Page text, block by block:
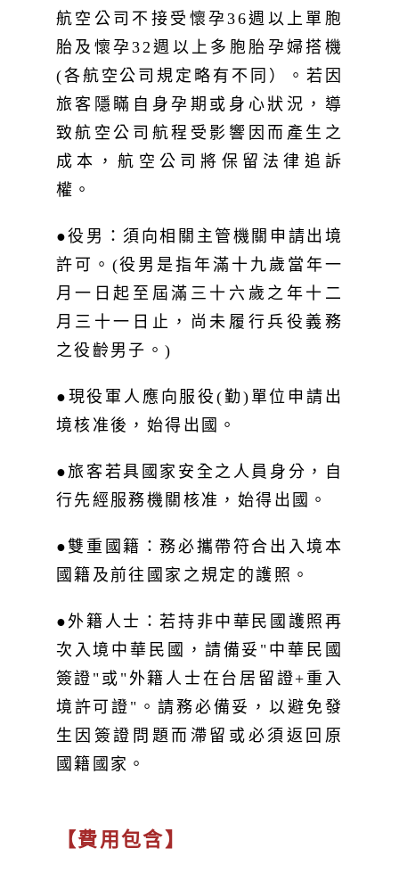
航空公司不接受懷孕36週以上單胞
胎及懷孕32週以上多胞胎孕婦搭機
(各航空公司規定略有不同）。若因
旅客隱瞞自身孕期或身心狀況，導
致航空公司航程受影響因而產生之
成本，航空公司將保留法律追訴
權。
●役男：須向相關主管機關申請出境
許可。(役男是指年滿十九歲當年一
月一日起至屆滿三十六歲之年十二
月三十一日止，尚未履行兵役義務
之役齡男子。)
●現役軍人應向服役(勤)單位申請出
境核准後，始得出國。
●旅客若具國家安全之人員身分，自
行先經服務機關核准，始得出國。
●雙重國籍：務必攜帶符合出入境本
國籍及前往國家之規定的護照。
●外籍人士：若持非中華民國護照再
次入境中華民國，請備妥"中華民國
簽證"或"外籍人士在台居留證+重入
境許可證"。請務必備妥，以避免發
生因簽證問題而滯留或必須返回原
國籍國家。
【費用包含】